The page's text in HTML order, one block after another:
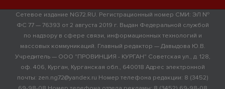
Сетевое издание NG72.RU. Регистрационный номер СМИ: ЭЛ №
ФС 77 — 76393 от 2 августа 2019 г. Выдан Федеральной службой
по надзору в сфере связи, информационных технологий и
массовых коммуникаций. Главный редактор — Давыдова Ю.В.
Учредитель — ООО "ПРОВИНЦИЯ - КУРГАН" Советская ул., д. 128,
оф. 406, Курган, Курганская обл., 640018 Адрес электронной
почты: zen.ng72@yandex.ru Номер телефона редакции: 8 (3452)